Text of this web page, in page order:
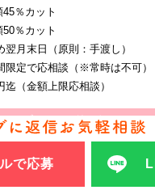
％カット
％カット
月末日（原則：手渡し）
限定で応相談（※常時は不可）
迄（金額上限応相談）
レビュー（メリット）
ったけど、ガリンポの方が時
で応募